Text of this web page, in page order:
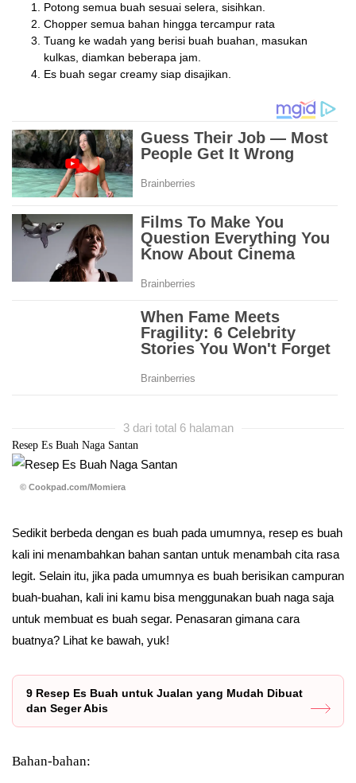
Potong semua buah sesuai selera, sisihkan.
Chopper semua bahan hingga tercampur rata
Tuang ke wadah yang berisi buah buahan, masukan
kulkas, diamkan beberapa jam.
Es buah segar creamy siap disajikan.
3 dari total 6 halaman
Resep Es Buah Naga Santan
© Cookpad.com/Momiera
Sedikit berbeda dengan es buah pada umumnya, resep es buah
kali ini menambahkan bahan santan untuk menambah cita rasa
legit. Selain itu, jika pada umumnya es buah berisikan campuran
buah-buahan, kali ini kamu bisa menggunakan buah naga saja
untuk membuat es buah segar. Penasaran gimana cara
buatnya? Lihat ke bawah, yuk!
9 Resep Es Buah untuk Jualan yang Mudah Dibuat
dan Seger Abis
Bahan-bahan: